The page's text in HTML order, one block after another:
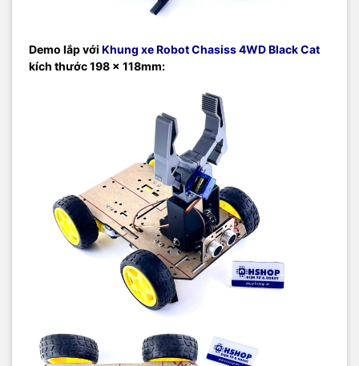
Demo lắp với Khung xe Robot Chasiss 4WD Black Cat
kích thước198 x 118mm: